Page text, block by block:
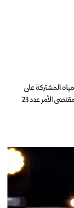
المشتركة على
مستوى الصحراء الشمالية بين تونس والجزائر وليبيا، بمقتضى الأمر عدد 23